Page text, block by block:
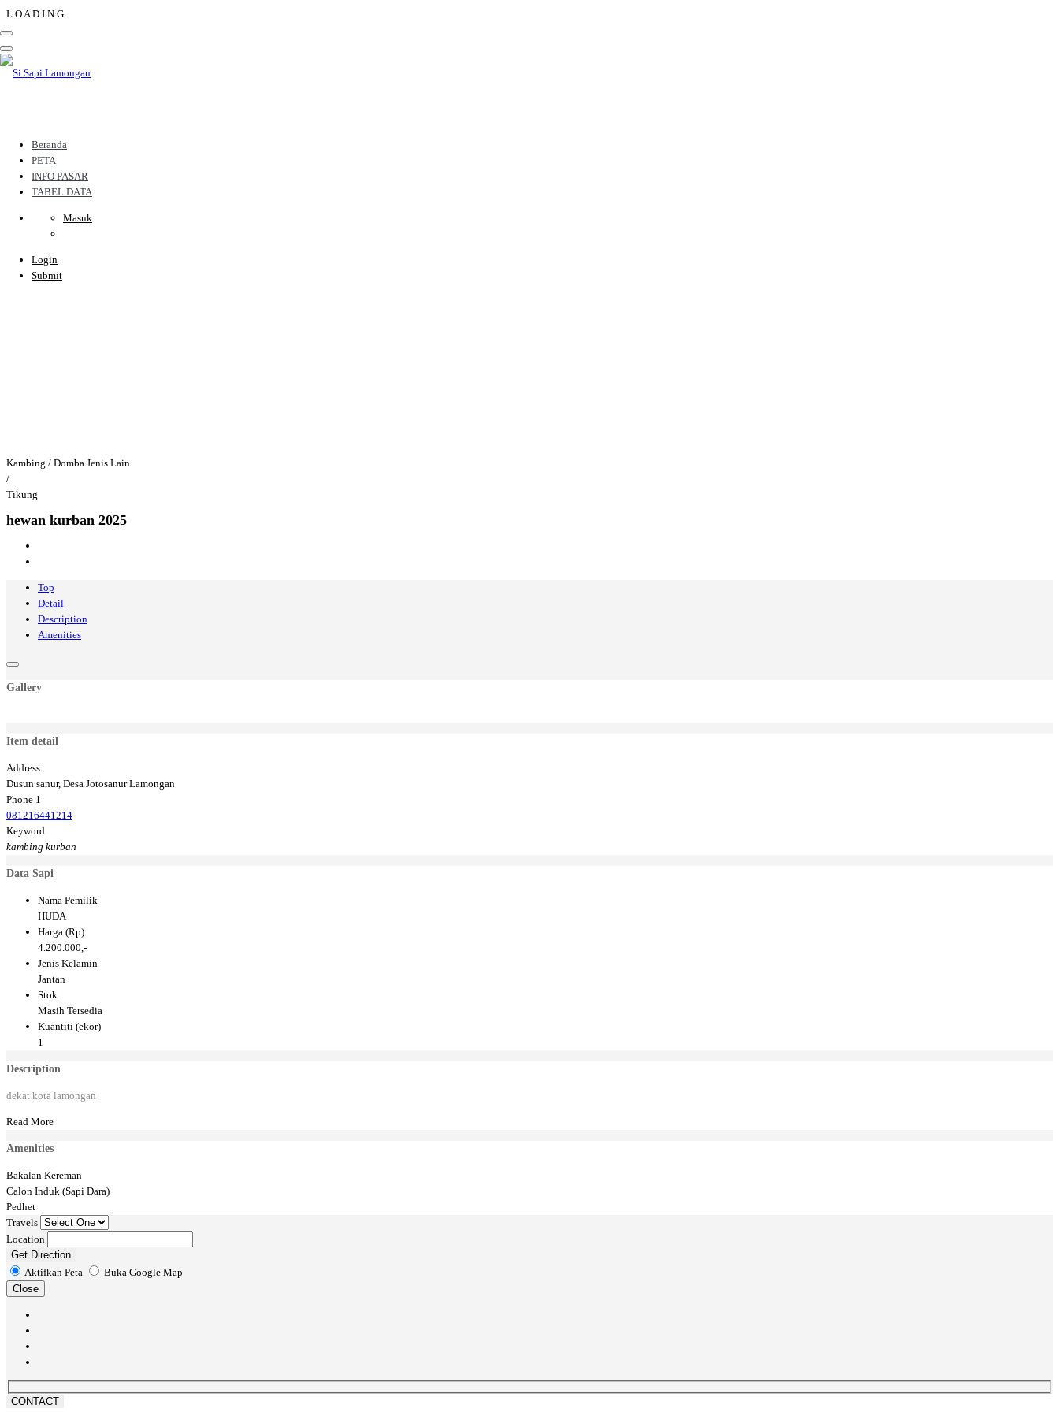
L OA D I N G
Beranda
PETA
INFO PASAR
TABEL DATA
Masuk
Login
Submit
Kambing / Domba Jenis Lain
/
Tikung
hewan kurban 2025
Top
Detail
Description
Amenities
Gallery
Item detail
Address
Dusun sanur, Desa Jotosanur Lamongan
Phone 1
081216441214
Keyword
kambing kurban
Data Sapi
Nama Pemilik
HUDA
Harga (Rp)
4.200.000,-
Jenis Kelamin
Jantan
Stok
Masih Tersedia
Kuantiti (ekor)
1
Description
dekat kota lamongan
Read More
Amenities
Bakalan Kereman
Calon Induk (Sapi Dara)
Pedhet
Travels
Location
Get Direction
Aktifkan Peta
Buka Google Map
Close
CONTACT